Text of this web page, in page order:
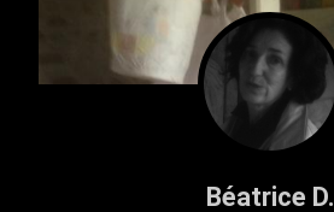
Béatrice D.